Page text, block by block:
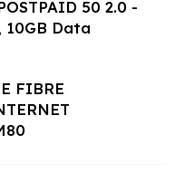
50 2.0 -
10GB Data
FIBRE